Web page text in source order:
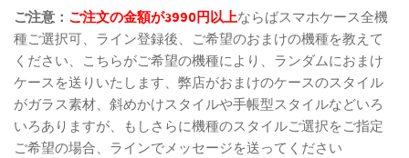
ご注意： ご注文の金額が3990円以上ならばスマホケース全機
種ご選択可、ライン登録後、ご希望のおまけの機種を教えて
ください、こちらがご希望の機種により、ランダムにおまけ
ケースを送りいたします、弊店がおまけのケースのスタイル
がガラス素材、斜めかけスタイルや手帳型スタイルなどいろ
いろありますが、もしさらに機種のスタイルご選択をご指定
ご希望の場合、ラインでメッセージを送ってください